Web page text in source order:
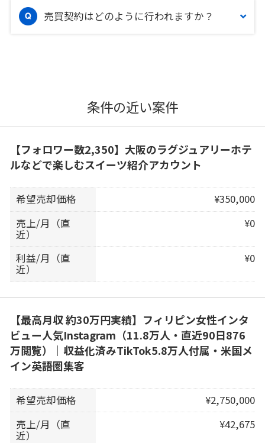
売買契約はどのように行われますか？
条件の近い案件
【フォロワー数2,350】大阪のラグジュアリーホテ
ルなどで楽しむスイーツ紹介アカウント
希望売却価格
¥350,000
売上/月（直
近）
¥0
利益/月（直
近）
¥0
【最高月収 約30万円実績】フィリピン女性インタ
ビュー人気Instagram（11.8万人・直近90日876
万閲覧）｜収益化済みTikTok5.8万人付属・米国メ
イン英語圏集客
希望売却価格
¥2,750,000
売上/月（直
近）
¥42,675